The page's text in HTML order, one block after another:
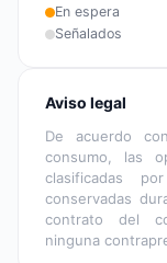
En espera
Señalados
Aviso legal
De acuerdo
consumo, las
clasificadas
conservadas
contrato del
ninguna